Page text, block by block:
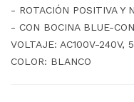
- ROTACIÓN POSITIVA Y
- CON BOCINA BLUE-
VOLTAJE: AC100V-240V,
COLOR: BLANCO